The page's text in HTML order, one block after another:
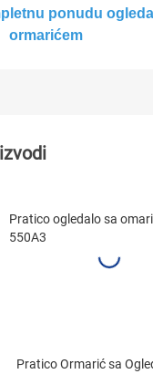
ponudu
ormarićem
Pratico ogledalo sa
550A3
Pratico Ormarić sa